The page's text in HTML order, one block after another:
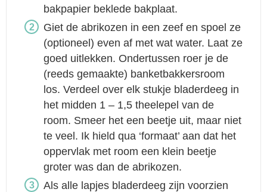
bakpapier beklede bakplaat.
Giet de abrikozen in een zeef en spoel ze
(optioneel) even af met wat water. Laat ze
goed uitlekken. Ondertussen roer je de
(reeds gemaakte) banketbakkersroom
los. Verdeel over elk stukje bladerdeeg in
het midden 1 – 1,5 theelepel van de
room. Smeer het een beetje uit, maar niet
te veel. Ik hield qua ‘formaat’ aan dat het
oppervlak met room een klein beetje
groter was dan de abrikozen.
Als alle lapjes bladerdeeg zijn voorzien